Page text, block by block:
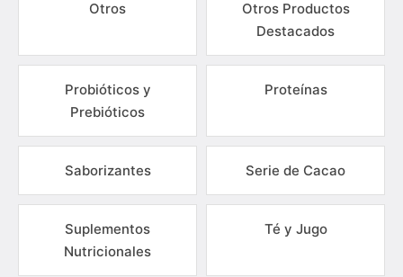
Otros
Otros Productos
Destacados
Probióticos y
Prebióticos
Proteínas
Saborizantes Serie de Cacao
Suplementos
Nutricionales
Té y Jugo